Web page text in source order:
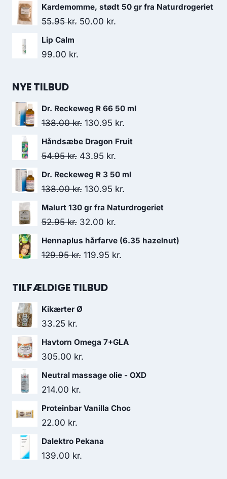
Kardemomme, stødt 50 gr fra Naturdrogeriet
55.95kr. Den
50.00 kr.
Lip Calm
99.00 kr.
NYE TILBUD
Dr. Reckeweg R 66 50 ml
138.00kr. Den
oprindelige
pris
138.00 kr..
130.95 kr.
aktuelle
Håndsæbe Dragon Fruit
54.95kr. Den
oprindelige
pris
54.95 kr..
43.95 kr.
aktuelle
pris
Dr. Reckeweg R 3 50 ml
138.00kr. Den
oprindelige
pris
var:
138.00 kr..
130.95 kr.
aktuelle
Malurt 130 gr fra Naturdrogeriet
52.95kr. Den
oprindelige
pris
52.95 kr..
32.00 kr.
aktuelle
pris
Hennaplus hårfarve (6.35 hazelnut)
129.95kr. Den
pris
119.95 kr.
TILFÆLDIGE TILBUD
Kikærter Ø
33.25 kr.
Havtorn Omega 7+GLA
305.00 kr.
Neutral massage olie - OXD
214.00 kr.
Proteinbar Vanilla Choc
22.00 kr.
Dalektro Pekana
139.00 kr.